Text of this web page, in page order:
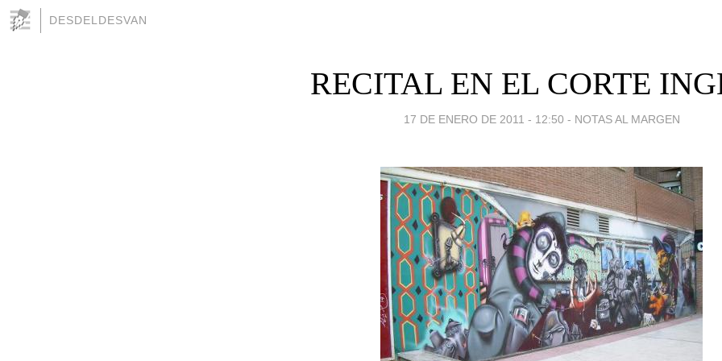
DESDELDESVAN
RECITAL EN EL CORTE
17 DE ENERO DE 2011 - 12:50 - NOTAS AL MARGEN